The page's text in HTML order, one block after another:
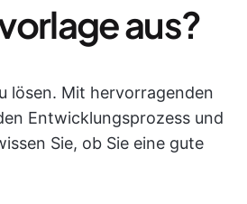
aus?
lösen. Mit hervorragenden
Entwicklungsprozess und
Sie, ob Sie eine gute